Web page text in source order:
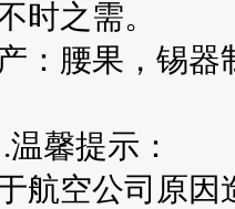
：请各团友自
时之需。
温馨提示：